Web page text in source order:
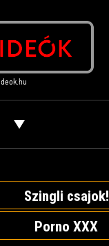
Szingli csajok!
Porno XXX